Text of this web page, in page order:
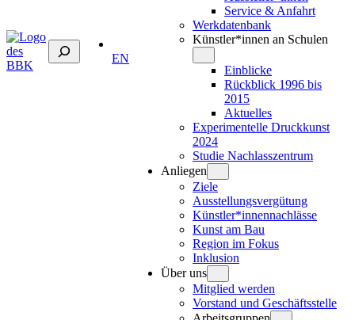
Suchen
EN
Service & Anfahrt
Werkdatenbank
Künstler*innen an Schulen
Einblicke
Rückblick 1996 bis
2015
Aktuelles
Experimentelle Druckkunst
2024
Studie Nachlasszentrum
Anliegen
Ziele
Ausstellungsvergütung
Künstler*innennachlässe
Kunst am Bau
Region im Fokus
Inklusion
Über uns
Mitglied werden
Vorstand und Geschäftsstelle